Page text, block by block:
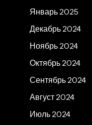
Январь 2025
Декабрь 2024
Ноябрь 2024
Октябрь 2024
Сентябрь 2024
Август 2024
Июль 2024